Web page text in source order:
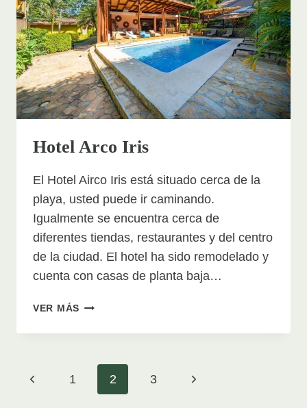
Hotel Arco Iris
El Hotel Airco Iris está situado cerca de la
playa, usted puede ir caminando.
Igualmente se encuentra cerca de
diferentes tiendas, restaurantes y del centro
de la ciudad. El hotel ha sido remodelado y
cuenta con casas de planta baja…
VER MÁS HOTEL
IRIS
Page
Previous1 2 3
Next